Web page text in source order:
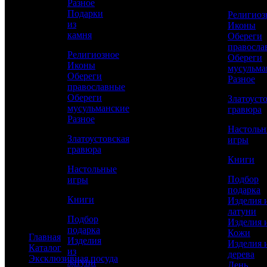
Изделия из дерева
День рождения
Новый год
23 февраля
8 марта
Мужчинам
Женщинам
Руководителю
По профессии
Дизайнерские ключницы: виды и
особенности
Янтарь: Дар моря в подарочной упаковке
Главная
Каталог
Эксклюзивная посуда
Разное
Подарки
из
камня
Религиозное
Иконы
Обереги
православные
Обереги
мусульманские
Разное
Златоустовская
гравюра
Настольные
игры
Книги
Подбор
подарка
Изделия
из
латуни
Иконы
Обереги
Обереги
Разное
гравюра
игры
Книги
Подбор
подарка
Изделия
латуни
Изделия
Кожи
Изделия
дерева
День